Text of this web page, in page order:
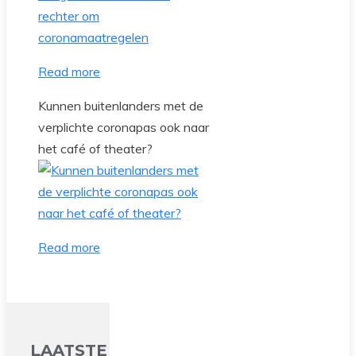
Read more
Kunnen buitenlanders met de
verplichte coronapas ook naar
het café of theater?
Read more
LAATSTE